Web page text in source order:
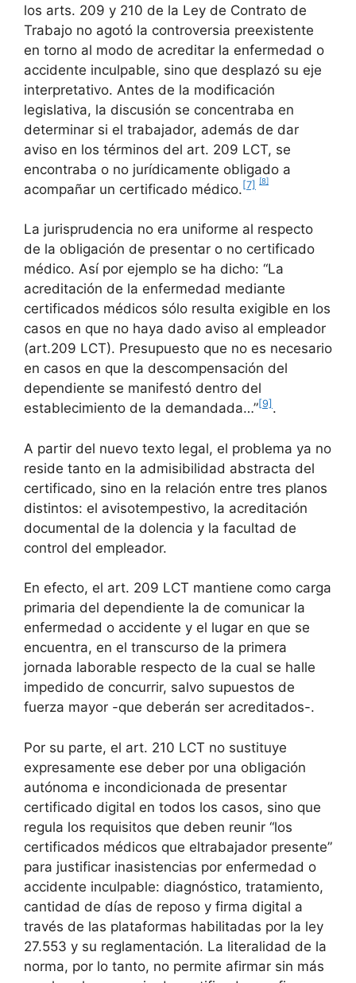
los arts. 209 y 210 de la Ley de Contrato de
Trabajo no agotó la controversia preexistente
en torno al modo de acreditar la enfermedad o
accidente inculpable, sino que desplazó su eje
interpretativo. Antes de la modificación
legislativa, la discusión se concentraba en
determinar si el trabajador, además de dar
aviso en los términos del art. 209 LCT, se
encontraba o no jurídicamente obligado a
acompañar un certificado médico.[7] [8]
La jurisprudencia no era uniforme al respecto
de la obligación de presentar o no certificado
médico. Así por ejemplo se ha dicho: “La
acreditación de la enfermedad mediante
certificados médicos sólo resulta exigible en los
casos en que no haya dado aviso al empleador
(art.209 LCT). Presupuesto que no es necesario
en casos en que la descompensación del
dependiente se manifestó dentro del
establecimiento de la demandada…”[9] .
A partir del nuevo texto legal, el problema ya no
reside tanto en la admisibilidad abstracta del
certificado, sino en la relación entre tres planos
distintos: el avisotempestivo, la acreditación
documental de la dolencia y la facultad de
control del empleador.
En efecto, el art. 209 LCT mantiene como carga
primaria del dependiente la de comunicar la
enfermedad o accidente y el lugar en que se
encuentra, en el transcurso de la primera
jornada laborable respecto de la cual se halle
impedido de concurrir, salvo supuestos de
fuerza mayor -que deberán ser acreditados-.
Por su parte, el art. 210 LCT no sustituye
expresamente ese deber por una obligación
autónoma e incondicionada de presentar
certificado digital en todos los casos, sino que
regula los requisitos que deben reunir “los
certificados médicos que eltrabajador presente”
para justificar inasistencias por enfermedad o
accidente inculpable: diagnóstico, tratamiento,
cantidad de días de reposo y firma digital a
través de las plataformas habilitadas por la ley
27.553 y su reglamentación. La literalidad de la
norma, por lo tanto, no permite afirmar sin más